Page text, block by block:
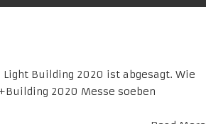
Light Building 2020 ist abgesagt. Wie
2020 Messe soeben